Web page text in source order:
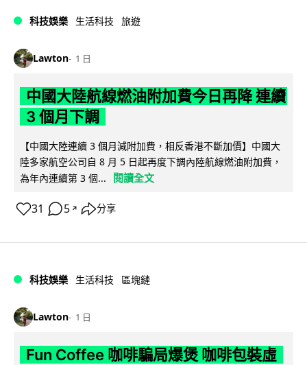
科技娛樂 生活科技 旅遊
Lawton 1 日
中國大陸航線燃油附加費今日再降 連續
3 個月下調
【中國大陸連續 3 個月減附加費，相反香港不斷加價】中國大
陸多家航空公司自 8 月 5 日起再度下調內陸航線燃油附加費，
為年內連續第 3 個...
閱讀全文
31 5 ↗ 分享
科技娛樂 生活科技 區塊鏈
Lawton 1 日
Fun Coffee 咖啡騙局爆煲 咖啡包裝虛